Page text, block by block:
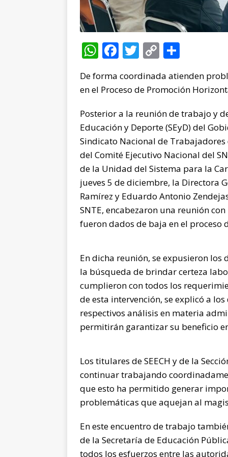
W
at
s
A
p
p
F
c
e
b
o
o
k
T
it
te
r
C
p
y
Li
n
k
m
p
ar
ti
r
De forma coordinada atienden
en el Proceso de Promoción
Posterior a la reunión de trabajo y
Educación y Deporte (SEyD) del
Sindicato Nacional de Trabajadores
del Comité Ejecutivo Nacional del
de la Unidad del Sistema para la
jueves 5 de diciembre, la Directora
Ramírez y Eduardo Antonio
SNTE, encabezaron una reunión
fueron dados de baja en el proceso
En dicha reunión, se expusieron
la búsqueda de brindar certeza
cumplieron con todos los
de esta intervención, se explicó a
respectivos análisis en materia
permitirán garantizar su beneficio
Los titulares de SEECH y de la
continuar trabajando
que esto ha permitido generar
problemáticas que aquejan al
En este encuentro de trabajo
de la Secretaría de Educación
todos los esfuerzos entre las